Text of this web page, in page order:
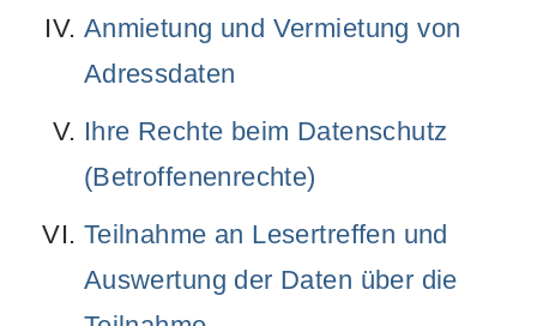
Anmietung und Vermietung von
Adressdaten
Ihre Rechte beim Datenschutz
(Betroffenenrechte)
Teilnahme an Lesertreffen und
Auswertung der Daten über die